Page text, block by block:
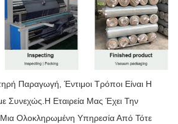
Παραγωγή, Έντιμοι Τρόποι Είναι Η
Συνεχώς.Η Εταιρεία Μας Έχει Την
Μια Ολοκληρωμένη Υπηρεσία Από Τότε